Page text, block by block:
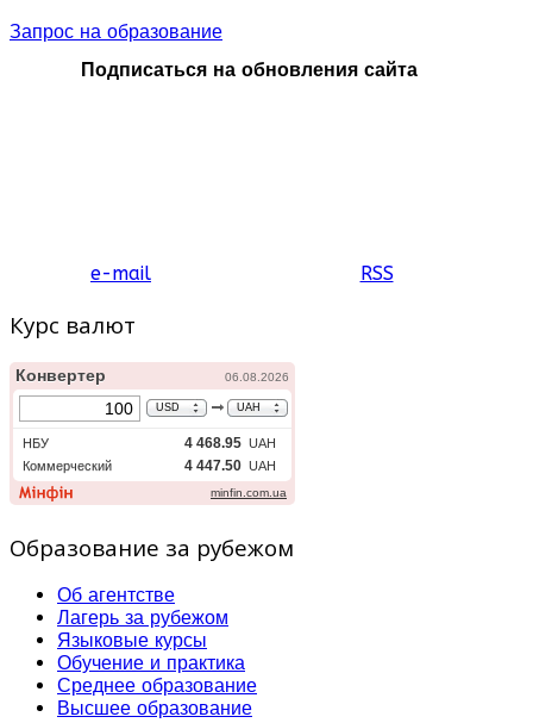
Запрос на образование
Подписаться на обновления сайта
e-mail RSS
Курс валют
Образование за рубежом
Об агентстве
Лагерь за рубежом
Языковые курсы
Обучение и практика
Среднее образование
Высшее образование